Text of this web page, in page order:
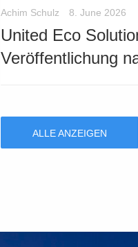
Achim Schulz 8. June 2026
United Eco
Veröffentlichung
ALLE ANZEIGEN